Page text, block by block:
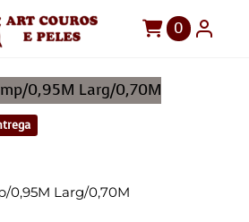
0
0,95M Larg/0,70M